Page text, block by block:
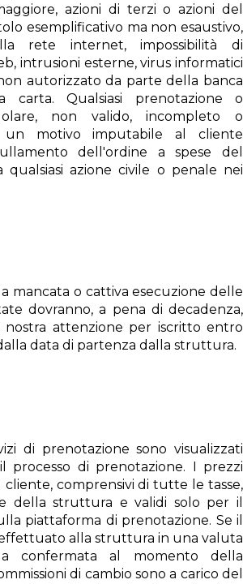
azioni di terzi o azioni del
esemplificativo ma non esaustivo,
rete internet, impossibilità di
intrusioni esterne, virus informatici
autorizzato da parte della banca
Qualsiasi prenotazione o
non valido, incompleto o
motivo imputabile al cliente
dell'ordine a spese del
qualsiasi azione civile o penale nei
mancata o cattiva esecuzione delle
dovranno, a pena di decadenza,
nostra attenzione per iscritto entro
data di partenza dalla struttura.
di prenotazione sono visualizzati
processo di prenotazione. I prezzi
comprensivi di tutte le tasse,
della struttura e validi solo per il
piattaforma di prenotazione. Se il
alla struttura in una valuta
confermata al momento della
di cambio sono a carico del